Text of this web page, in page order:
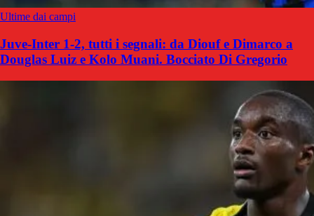
Ultime dai campi
Juve-Inter 1-2, tutti i segnali: da Diouf e Dimarco a
Douglas Luiz e Kolo Muani. Bocciato Di Gregorio